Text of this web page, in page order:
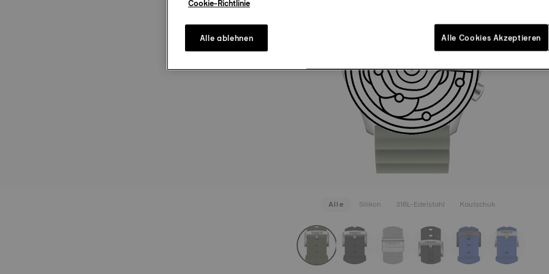
MEHR
Alle Silikon 316L-Edelstahl Kautschuk
strapConfigurator
Cookie-Richtlinie
Alle ablehnen Alle Cookies Akzeptieren